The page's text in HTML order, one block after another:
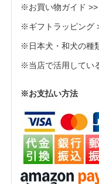
※お買い物ガイド >>
※ギフトラッピング
※日本犬・和犬の種
※当店で活用してい
※お支払い方法